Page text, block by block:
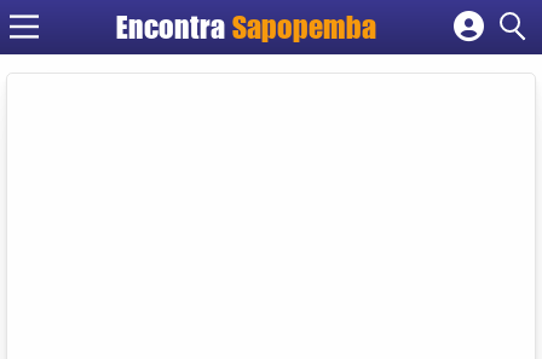
Encontra Sapopemba
Cadastrar empresa